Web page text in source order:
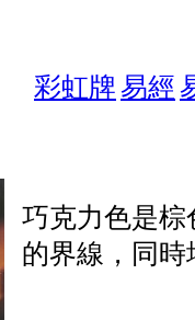
彩虹牌 易經
巧克力色是棕
的界線，同